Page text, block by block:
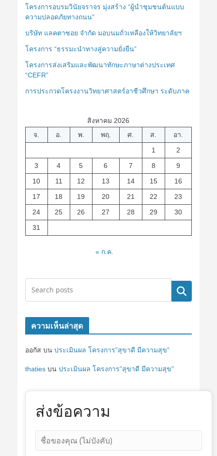
โครงการอบรมวินัยจราจร มุ่งสร้าง “ผู้นำชุมชนต้นแบบ
ความปลอดภัยทางถนน”
บริษัท แลคตาซอย จำกัด มอบนมถั่วเหลืองให้วิทยาลัยฯ
โครงการ “ธรรมะนำทางสู่ความยั่งยืน”
โครงการส่งเสริมและพัฒนาทักษะภาษาต่างประเทศ
“CEFR”
การประกวดโครงงานวิทยาศาสตร์อาชีวศึกษา ระดับภาค
สิงหาคม 2026
จ.
อ. พ. พฤ. ศ. ส.
อา.
1
2
3
4 5 6 7 8
9
10
11 12 13 14 15
16
17
18 19 20 21 22
23
24
25 26 27 28 29
30
31
« ก.ค.
ค้นหา
ความเห็นล่าสุด
ออกัส บน ประเมินผล โครงการ”สุขาดี มีความสุข”
thatiesบน ประเมินผล โครงการ”สุขาดี มีความสุข”
ส่งข้อความ